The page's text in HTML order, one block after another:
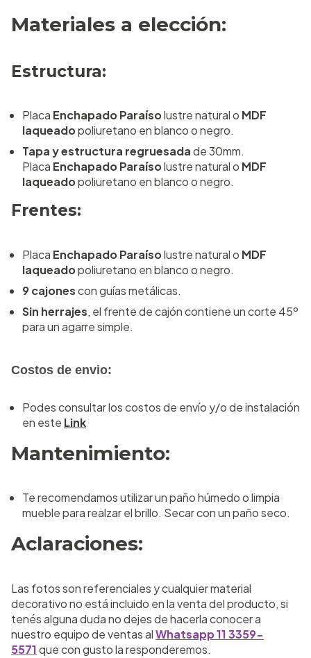
Materiales a elección:
Estructura:
Placa Enchapado Paraísolustre natural o MDF
laqueadopoliuretano en blanco o negro.
Tapa y estructura regruesadade 30mm.
Placa Enchapado Paraísolustre natural o MDF
laqueadopoliuretano en blanco o negro.
Frentes:
Placa Enchapado Paraísolustre natural o MDF
laqueadopoliuretano en blanco o negro.
9 cajonescon guías metálicas.
Sin herrajes, el frente de cajón contiene un corte 45º
para un agarre simple.
Costos de envio:
Podes consultar los costos de envío y/o de instalación
en este Link
Mantenimiento:
Te recomendamos utilizar un paño húmedo o limpia
mueble para realzar el brillo. Secar con un paño seco.
Aclaraciones:
Las fotos son referenciales y cualquier material
decorativo no está incluido en la venta del producto, si
tenés alguna duda no dejes de hacerla conocer a
nuestro equipo de ventas alWhatsapp 11 3359-
5571que con gusto la responderemos.